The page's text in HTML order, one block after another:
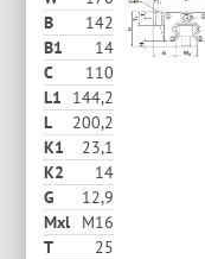
В
142
B1
14
C
110
L1
144,2
L
200,2
K1
23,1
K2
14
G
12,9
Mxl
M16
T
25